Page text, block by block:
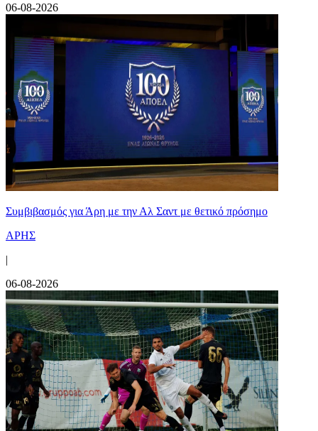
06-08-2026
Συμβιβασμός για Άρη με την Αλ Σαντ με θετικό πρόσημο
ΑΡΗΣ
|
06-08-2026